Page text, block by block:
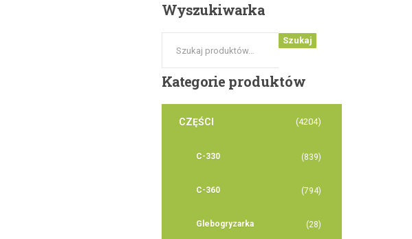
Wyszukiwarka
Szukaj
Kategorie produktów
CZĘŚCI (4204)
C-330 (839)
C-360 (794)
Glebogryzarka (28)